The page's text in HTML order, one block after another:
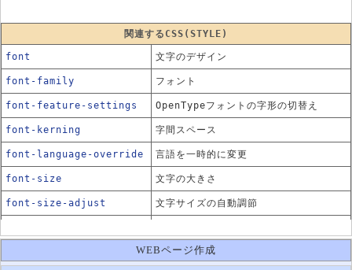
関連するCSS(STYLE)
font 文字のデザイン
font-family フォント
font-feature-settings OpenTypeフォントの字形の切替え
font-kerning 字間スペース
font-language-override 言語を一時的に変更
font-size 文字の大きさ
font-size-adjust 文字サイズの自動調節
斜体のスタイル
WEBページ作成